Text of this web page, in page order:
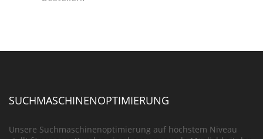
SUCHMASCHINENOPTIMIERUNG
Unsere Suchmaschinenoptimierung auf höchstem Niveau